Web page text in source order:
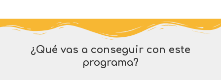
¿Qué vas a conseguir con este
programa?